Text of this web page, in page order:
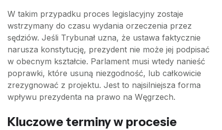
W takim przypadku proces legislacyjny zostaje
wstrzymany do czasu wydania orzeczenia przez
sędziów. Jeśli Trybunał uzna, że ustawa faktycznie
narusza konstytucję, prezydent nie może jej podpisać
w obecnym kształcie. Parlament musi wtedy nanieść
poprawki, które usuną niezgodność, lub całkowicie
zrezygnować z projektu. Jest to najsilniejsza forma
wpływu prezydenta na prawo na Węgrzech.
Kluczowe terminy w procesie